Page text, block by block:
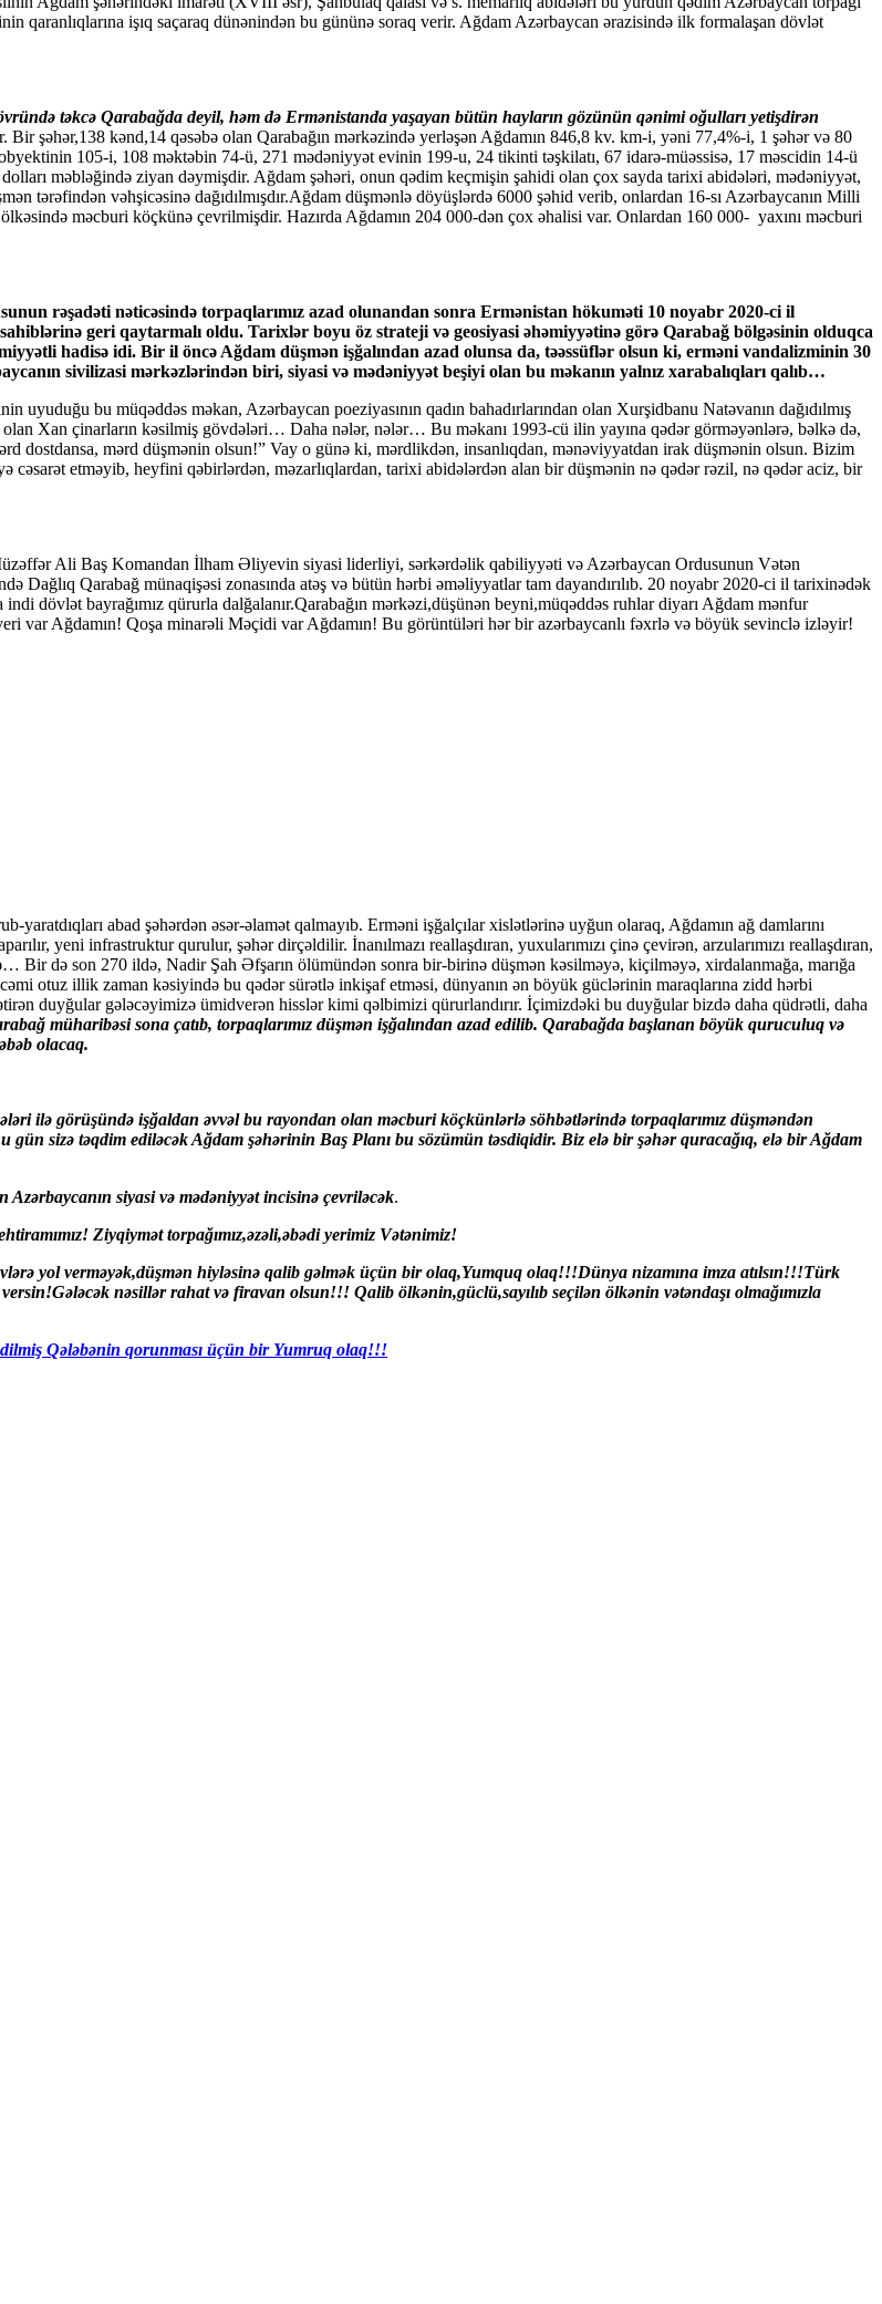
qaranlıqlarına işıq saçaraq dünənindən bu gününə soraq vеrir. Ağdam Azərbaycan ərazisində ilk formalaşan dövlət
təkcə Qarabağda deyil, həm də Ermənistanda yaşayan bütün hayların gözünün qənimi oğulları yetişdirən
şəhər,138 kənd,14 qəsəbə olan Qarabağın mərkəzində yerləşən Ağdamın 846,8 kv. km-i, yəni 77,4%-i, 1 şəhər və 80
105-i, 108 məktəbin 74-ü, 271 mədəniyyət evinin 199-u, 24 tikinti təşkilatı, 67 idarə-müəssisə, 17 məscidin 14-ü
məbləğində ziyan dəymişdir. Ağdam şəhəri, onun qədim keçmişin şahidi olan çox sayda tarixi abidələri, mədəniyyət,
tərəfindən vəhşicəsinə dağıdılmışdır.Ağdam düşmənlə döyüşlərdə 6000 şəhid verib, onlardan 16-sı Azərbaycanın Milli
məcburi köçkünə çevrilmişdir. Hazırda Ağdamın 204 000-dən çox əhalisi var. Onlardan 160 000- yaxını məcburi
rəşadəti nəticəsində torpaqlarımız azad olunandan sonra Ermənistan hökuməti 10 noyabr 2020-ci il
geri qaytarmalı oldu. Tarixlər boyu öz strateji və geosiyasi əhəmiyyətinə görə Qarabağ bölgəsinin olduqca
hadisə idi. Bir il öncə Ağdam düşmən işğalından azad olunsa da, təəssüflər olsun ki, erməni vandalizminin 30
sivilizasi mərkəzlərindən biri, siyasi və mədəniyyət beşiyi olan bu məkanın yalnız xarabalıqları qalıb…
bu müqəddəs məkan, Azərbaycan poeziyasının qadın bahadırlarından olan Xurşidbanu Natəvanın dağıdılmış
olan Xan çinarların kəsilmiş gövdələri… Daha nələr, nələr… Bu məkanı 1993-cü ilin yayına qədər görməyənlərə, bəlkə də,
dostdansa, mərd düşmənin olsun!” Vay o günə ki, mərdlikdən, insanlıqdan, mənəviyyatdan irak düşmənin olsun. Bizim
cəsarət etməyib, heyfini qəbirlərdən, məzarlıqlardan, tarixi abidələrdən alan bir düşmənin nə qədər rəzil, nə qədər aciz, bir
Ali Baş Komandan İlham Əliyevin siyasi liderliyi, sərkərdəlik qabiliyyəti və Azərbaycan Ordusunun Vətən
Dağlıq Qarabağ münaqişəsi zonasında atəş və bütün hərbi əməliyyatlar tam dayandırılıb. 20 noyabr 2020-ci il tarixinədək
dövlət bayrağımız qürurla dalğalanır.Qarabağın mərkəzi,düşünən beyni,müqəddəs ruhlar diyarı Ağdam mənfur
var Ağdamın! Qoşa minarəli Məçidi var Ağdamın! Bu görüntüləri hər bir azərbaycanlı fəxrlə və böyük sevinclə izləyir!
yaratdıqları abad şəhərdən əsər-əlamət qalmayıb. Erməni işğalçılar xislətlərinə uyğun olaraq, Ağdamın ağ damlarını
yeni infrastruktur qurulur, şəhər dirçəldilir. İnanılmazı reallaşdıran, yuxularımızı çinə çevirən, arzularımızı reallaşdıran,
Bir də son 270 ildə, Nadir Şah Əfşarın ölümündən sonra bir-birinə düşmən kəsilməyə, kiçilməyə, xirdalanmağa, marığa
otuz illik zaman kəsiyində bu qədər sürətlə inkişaf etməsi, dünyanın ən böyük güclərinin maraq­larına zidd hərbi
duyğular gələcəyimizə ümidverən hisslər kimi qəlbimizi qürurlandırır. İçimizdəki bu duyğular bizdə daha qüdrətli, daha
müharibəsi sona çatıb, torpaqlarımız düşmən işğalından azad edilib. Qarabağda başlanan böyük quruculuq və
olacaq.
ilə görüşündə işğaldan əvvəl bu rayondan olan məcburi köçkünlərlə söhbətlərində torpaqlarımız düşməndən
gün sizə təqdim ediləcək Ağdam şəhərinin Baş Planı bu sözümün təsdiqidir. Biz elə bir şəhər quracağıq, elə bir Ağdam
siyasi və mədəniyyət incisinə çevriləcək.
Ziyqiymət torpağımız,əzəli,əbədi yerimiz Vətənimiz!
yol verməyək,düşmən hiyləsinə qalib gəlmək üçün bir olaq,Yumquq olaq!!!Dünya nizamına imza atılsın!!!Türk
nəsillər rahat və firavan olsun!!! Qalib ölkənin,güclü,sayılıb seçilən ölkənin vətəndaşı olmağımızla
Qələbənin qorunması üçün bir Yumruq olaq!!!